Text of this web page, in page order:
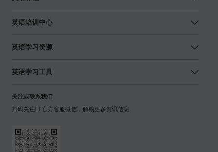
咨询热线：400-820-9228
31010602002108号
沪ICP备B2-20070075-3号